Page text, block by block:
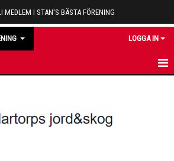
MEDLEM I STAN'S BÄSTA FÖRENING
LOGGA IN